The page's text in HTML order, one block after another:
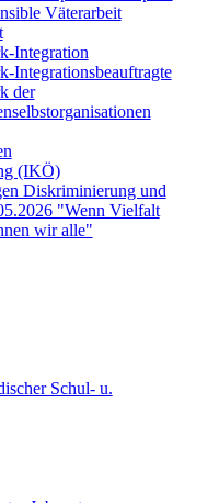
Väterarbeit
Integration
Integrationsbeauftragte
der
(IKÖ)
Diskriminierung und
"Wenn Vielfalt
wir alle"
Schul- u.